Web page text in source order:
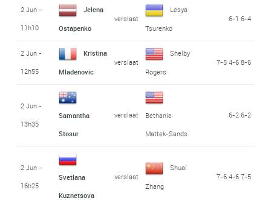
2 Jun -
11h10
Jelena
Ostapenko
verslaat
Lesya
Tsurenko
6-1 6-4
2 Jun -
12h55
Kristina
Mladenovic
verslaat
Shelby
Rogers
7-5 4-6 8-6
2 Jun -
13h35
Samantha
Stosur
verslaat
Bethanie
Mattek-Sands
6-2 6-2
2 Jun -
16h25
Svetlana
Kuznetsova
verslaat
Shuai
Zhang
7-6 4-6 7-5